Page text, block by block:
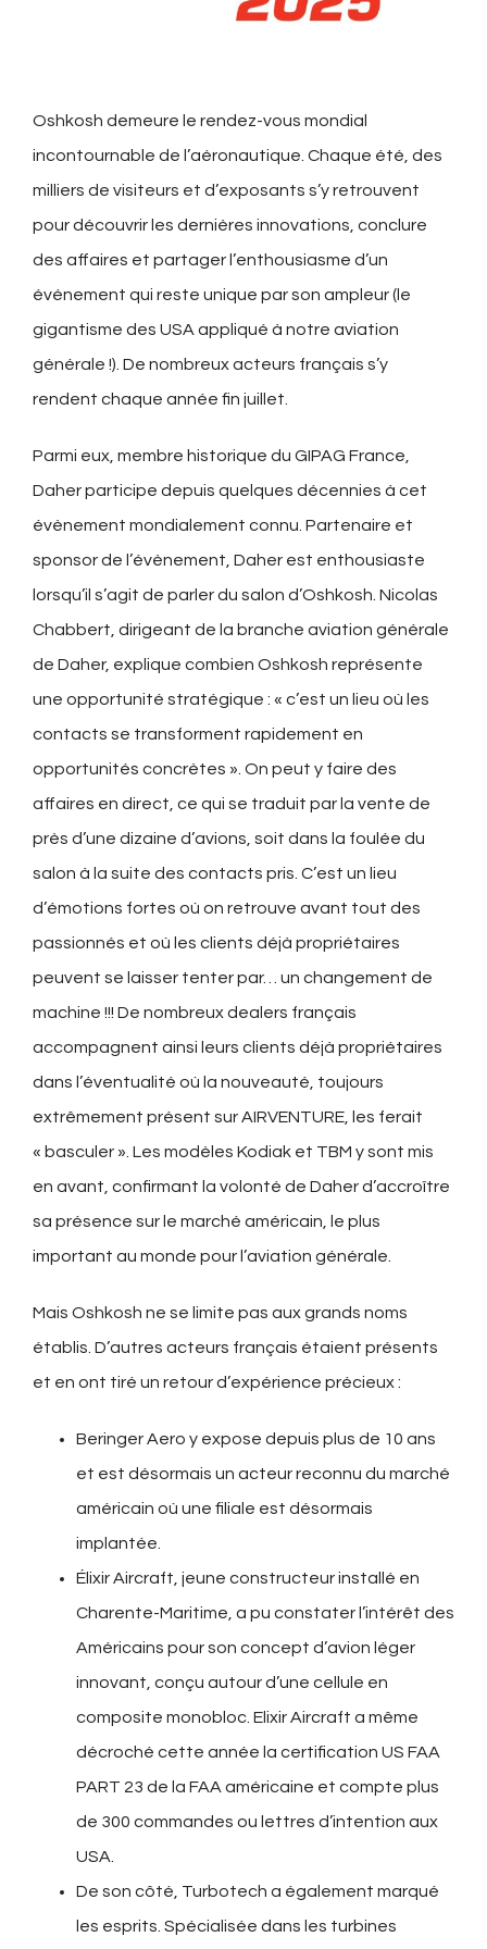
Oshkosh demeure le rendez-vous mondial
incontournable de l’aéronautique. Chaque été, des
milliers de visiteurs et d’exposants s’y retrouvent
pour découvrir les dernières innovations, conclure
des affaires et partager l’enthousiasme d’un
événement qui reste unique par son ampleur (le
gigantisme des USA appliqué à notre aviation
générale !). De nombreux acteurs français s’y
rendent chaque année fin juillet.
Parmi eux, membre historique du GIPAG France,
Daher participe depuis quelques décennies à cet
évènement mondialement connu. Partenaire et
sponsor de l’évènement, Daher est enthousiaste
lorsqu’il s’agit de parler du salon d’Oshkosh. Nicolas
Chabbert, dirigeant de la branche aviation générale
de Daher, explique combien Oshkosh représente
une opportunité stratégique : « c’est un lieu où les
contacts se transforment rapidement en
opportunités concrètes ». On peut y faire des
affaires en direct, ce qui se traduit par la vente de
près d’une dizaine d’avions, soit dans la foulée du
salon à la suite des contacts pris. C’est un lieu
d’émotions fortes où on retrouve avant tout des
passionnés et où les clients déjà propriétaires
peuvent se laisser tenter par… un changement de
machine !!! De nombreux dealers français
accompagnent ainsi leurs clients déjà propriétaires
dans l’éventualité où la nouveauté, toujours
extrêmement présent sur AIRVENTURE, les ferait
« basculer ». Les modèles Kodiak et TBM y sont mis
en avant, confirmant la volonté de Daher d’accroître
sa présence sur le marché américain, le plus
important au monde pour l’aviation générale.
Mais Oshkosh ne se limite pas aux grands noms
établis. D’autres acteurs français étaient présents
et en ont tiré un retour d’expérience précieux :
Beringer Aero y expose depuis plus de 10 ans
et est désormais un acteur reconnu du marché
américain où une filiale est désormais
implantée.
Élixir Aircraft, jeune constructeur installé en
Charente-Maritime, a pu constater l’intérêt des
Américains pour son concept d’avion léger
innovant, conçu autour d’une cellule en
composite monobloc. Elixir Aircraft a même
décroché cette année la certification US FAA
PART 23 de la FAA américaine et compte plus
de 300 commandes ou lettres d’intention aux
USA.
De son côté, Turbotech a également marqué
les esprits. Spécialisée dans les turbines